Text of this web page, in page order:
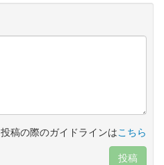
稿の際のガイドラインはこちら
投稿